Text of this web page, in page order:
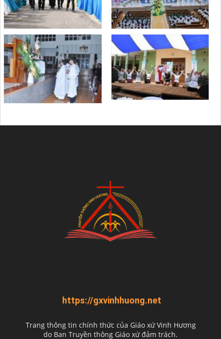
https://gxvinhhuong.net
Trang thông tin chính thức của Giáo xứ Vinh Hương
do Ban Truyền thông Giáo xứ đảm trách.